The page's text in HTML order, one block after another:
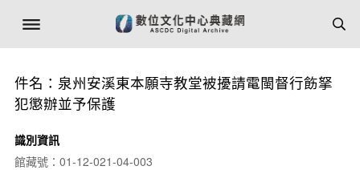
件名：泉州安溪東本願寺教堂被擾請電閩督行飭拏
犯懲辦並予保護
識別資訊
館藏號：01-12-021-04-003